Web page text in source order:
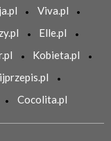
Viva.pl
Elle.pl
Kobieta.pl
Cocolita.pl